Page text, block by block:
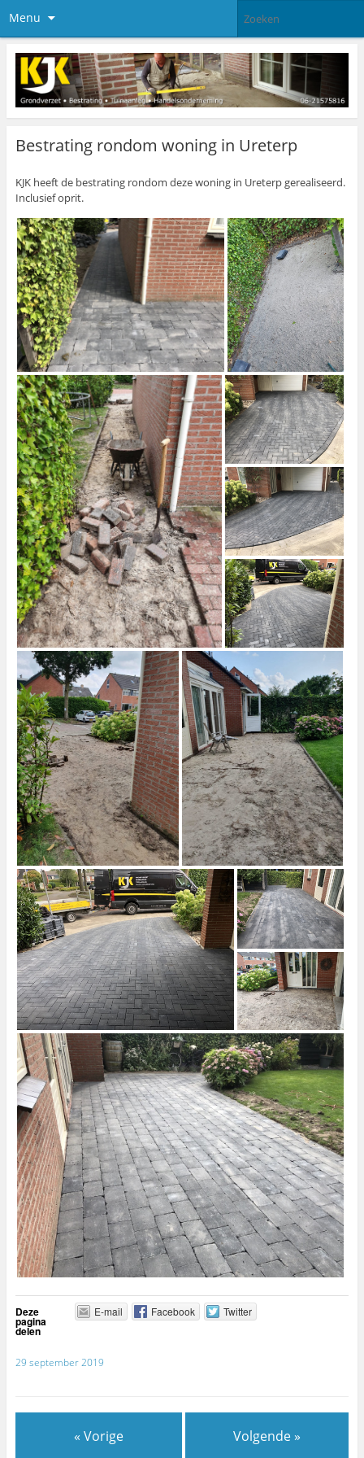
Menu
Bestrating rondom woning in Ureterp
KJK heeft de bestrating rondom deze woning in Ureterp gerealiseerd.
Inclusief oprit.
Deze
pagina
delen
E-mail Facebook Twitter
29 september 2019
« Vorige Volgende »